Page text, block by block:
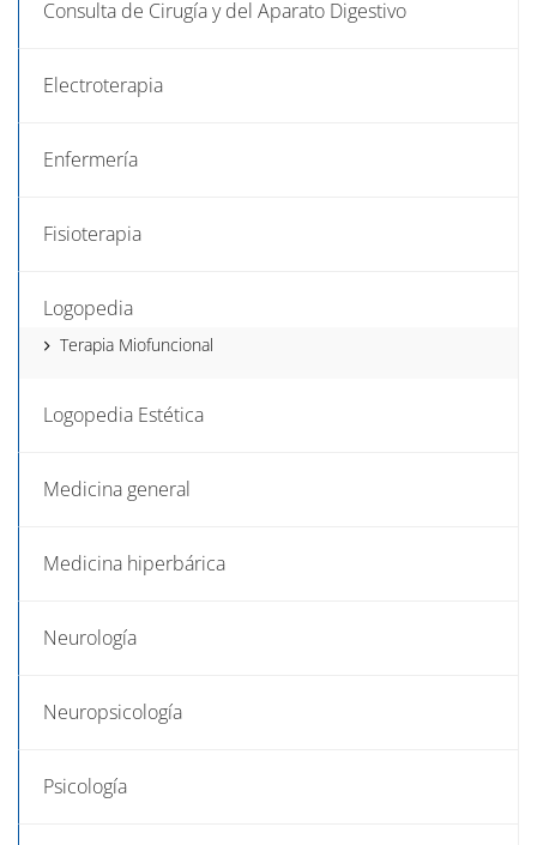
Consulta de Cirugía y del Aparato Digestivo
Electroterapia
Enfermería
Fisioterapia
Logopedia
Terapia Miofuncional
Logopedia Estética
Medicina general
Medicina hiperbárica
Neurología
Neuropsicología
Psicología